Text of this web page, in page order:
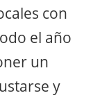
con
el año
un
y